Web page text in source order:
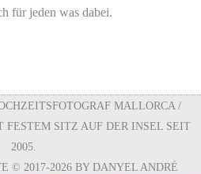
für jeden was dabei.
MALLORCA /
FESTEM SITZ AUF DER INSEL SEIT
2005.
© 2017-2026 BY DANYEL ANDRÉ